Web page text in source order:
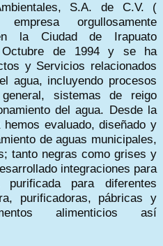
S.A. de C.V. (
orgullosamente
la Ciudad de Irapuato
de 1994 y se ha
y Servicios relacionados
agua, incluyendo procesos
sistemas de reigo
del agua. Desde la
evaluado, diseñado y
de aguas municipales,
tanto negras como grises y
integraciones para
para diferentes
purificadoras, pábricas y
alimenticios así